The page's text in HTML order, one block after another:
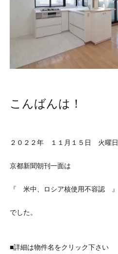
こんばんは！
２０２２年 １１月１５日 火曜日
京都新聞朝刊一面は
『 米中、ロシア核使用不容認 』
でした。
■詳細は物件名をクリック下さい